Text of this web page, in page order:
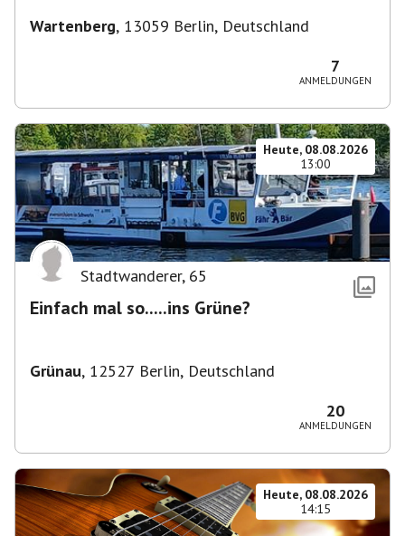
Wartenberg, 13059 Berlin, Deutschland
7
ANMELDUNGEN
Heute, 08.08.2026
13:00
Stadtwanderer, 65
Einfach mal so.....ins Grüne?
Grünau, 12527 Berlin, Deutschland
20
ANMELDUNGEN
Heute, 08.08.2026
14:15